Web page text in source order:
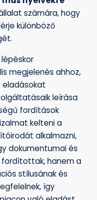
számára, hogy
különböző
megjelenés ahhoz,
eladásokat
leírása
fordítások
kelteni a
alkalmazni,
dokumentumai és
fordítottak, hanem a
stílusának és
így